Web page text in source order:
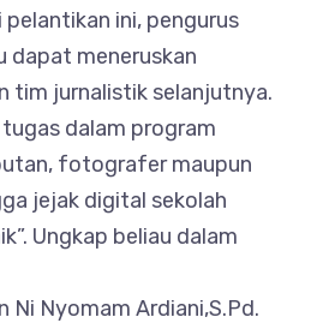
pelantikan ini, pengurus
dapat meneruskan
tim jurnalistik selanjutnya.
dalam program
fotografer maupun
jejak digital sekolah
Ungkap beliau dalam
Ni Nyomam Ardiani,S.Pd.